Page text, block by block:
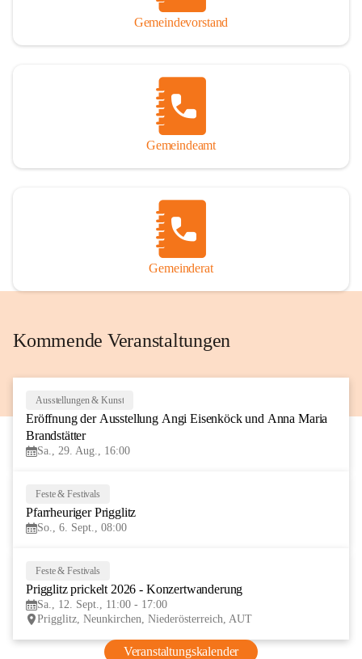
Gemeindevorstand
Gemeindeamt
Gemeinderat
Kommende Veranstaltungen
AUG
Ausstellungen & Kunst
Eröffnung der Ausstellung Angi Eisenköck und Anna Maria
Brandstätter
Sa., 29. Aug., 16:00
Feste & Festivals
Pfarrheuriger Prigglitz
So., 6. Sept., 08:00
Feste & Festivals
Prigglitz prickelt 2026 - Konzertwanderung
Sa., 12. Sept., 11:00 - 17:00
Prigglitz, Neunkirchen, Niederösterreich, AUT
Veranstaltungskalender